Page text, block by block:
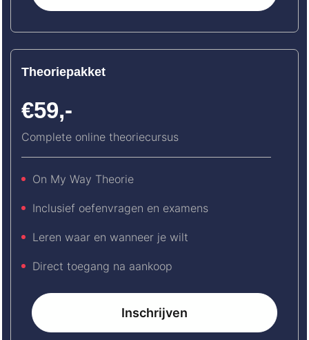
Theoriepakket
€59,-
Complete online theoriecursus
On My Way Theorie
Inclusief oefenvragen en examens
Leren waar en wanneer je wilt
Direct toegang na aankoop
Inschrijven